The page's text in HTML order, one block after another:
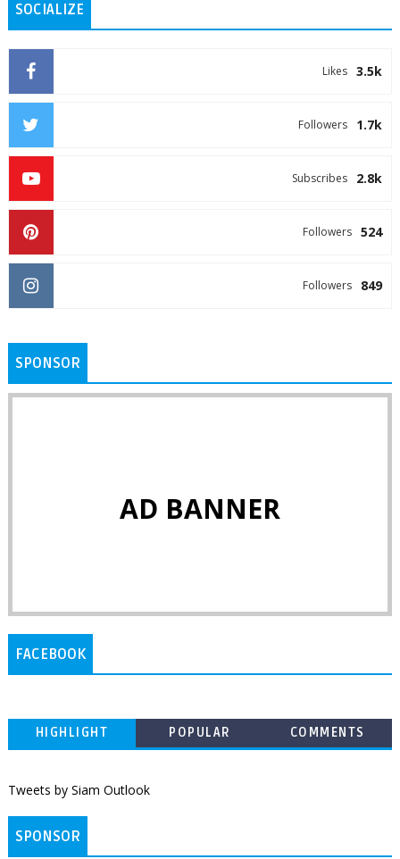
SOCIALIZE
3.5k
Likes
1.7k
Followers
2.8k
Subscribes
524
Followers
849
Followers
SPONSOR
AD BANNER
FACEBOOK
HIGHLIGHT POPULAR COMMENTS
Tweets by Siam Outlook
SPONSOR